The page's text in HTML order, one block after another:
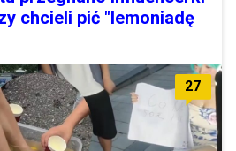
chcieli pić "lemoniadę
27